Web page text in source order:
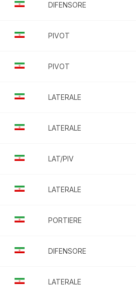
DIFENSORE
PIVOT
PIVOT
LATERALE
LATERALE
LAT/PIV
LATERALE
PORTIERE
DIFENSORE
LATERALE